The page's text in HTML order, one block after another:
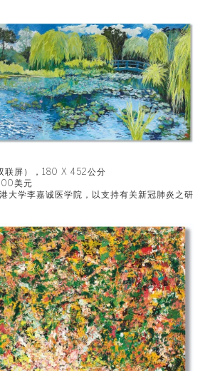
联屏），180 X 452公分
美元
大学李嘉诚医学院，以支持有关新冠肺炎之研